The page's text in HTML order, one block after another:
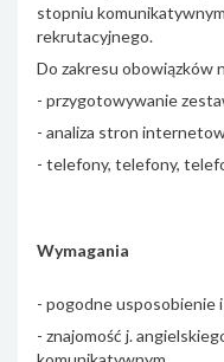
stopniu
rekrutacyjnego.
Do zakresu obowiązków
- przygotowywanie
- analiza stron
- telefony, telefony,
Wymagania
- pogodne usposobienie i
- znajomość j.